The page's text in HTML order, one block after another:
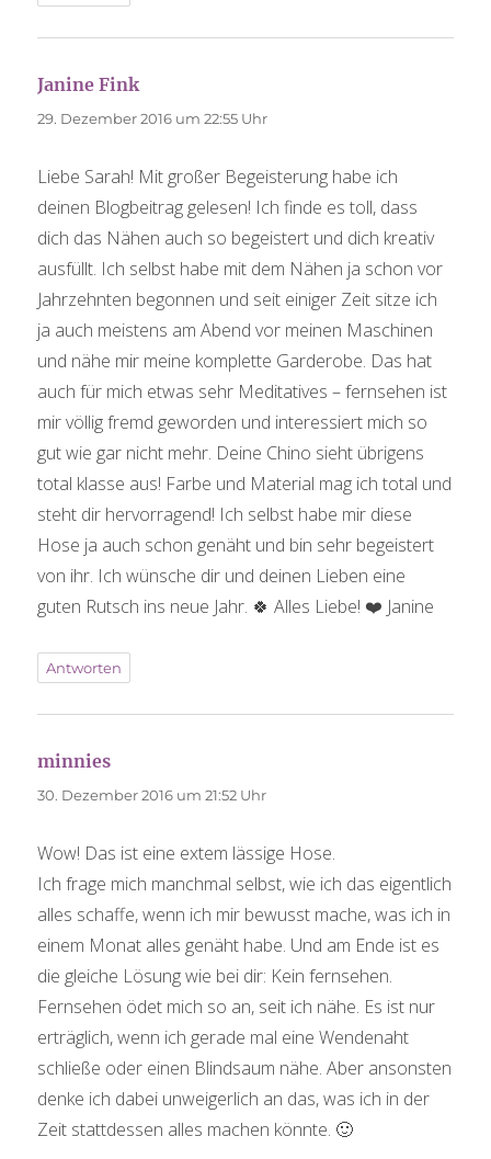
Janine Fink
29. Dezember 2016 um 22:55 Uhr
Liebe Sarah! Mit großer Begeisterung habe ich
deinen Blogbeitrag gelesen! Ich finde es toll, dass
dich das Nähen auch so begeistert und dich kreativ
ausfüllt. Ich selbst habe mit dem Nähen ja schon vor
Jahrzehnten begonnen und seit einiger Zeit sitze ich
ja auch meistens am Abend vor meinen Maschinen
und nähe mir meine komplette Garderobe. Das hat
auch für mich etwas sehr Meditatives – fernsehen ist
mir völlig fremd geworden und interessiert mich so
gut wie gar nicht mehr. Deine Chino sieht übrigens
total klasse aus! Farbe und Material mag ich total und
steht dir hervorragend! Ich selbst habe mir diese
Hose ja auch schon genäht und bin sehr begeistert
von ihr. Ich wünsche dir und deinen Lieben eine
guten Rutsch ins neue Jahr. 🍀 Alles Liebe! ❤️ Janine
Antworten
minnies
30. Dezember 2016 um 21:52 Uhr
Wow! Das ist eine extem lässige Hose.
Ich frage mich manchmal selbst, wie ich das eigentlich
alles schaffe, wenn ich mir bewusst mache, was ich in
einem Monat alles genäht habe. Und am Ende ist es
die gleiche Lösung wie bei dir: Kein fernsehen.
Fernsehen ödet mich so an, seit ich nähe. Es ist nur
erträglich, wenn ich gerade mal eine Wendenaht
schließe oder einen Blindsaum nähe. Aber ansonsten
denke ich dabei unweigerlich an das, was ich in der
Zeit stattdessen alles machen könnte. 🙂